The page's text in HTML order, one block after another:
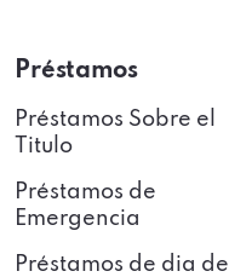
Préstamos
Préstamos Sobre el
Titulo
Préstamos de
Emergencia
Préstamos de dia de